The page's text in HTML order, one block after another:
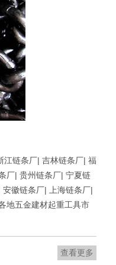
江链条厂| 吉林链条厂| 福
厂| 贵州链条厂| 宁夏链
安徽链条厂| 上海链条厂|
地五金建材起重工具市
查看更多